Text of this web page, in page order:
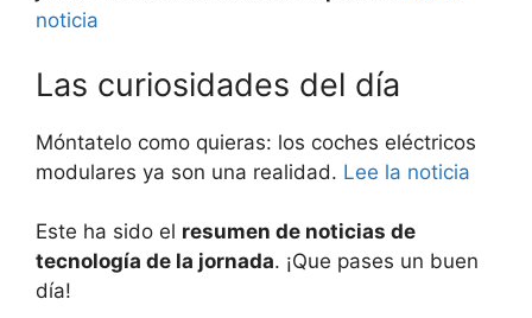
noticia
Las curiosidades del día
Móntatelo como quieras: los coches eléctricos
modulares ya son una realidad. Lee la noticia
Este ha sido el resumen de noticias de
tecnología de la jornada. ¡Que pases un buen
día!